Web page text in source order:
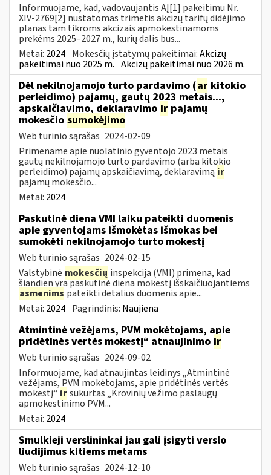
Informuojame, kad, vadovaujantis AĮ[1] pakeitimu Nr.
XIV-2769[2] nustatomas trimetis akcizų tarifų didėjimo
planas tam tikroms akcizais apmokestinamoms
prekėms 2025–2027 m., kurių dalis bus...
Metai: 2024 Mokesčių įstatymų pakeitimai:Akcizų
pakeitimai nuo 2025 m. Akcizų pakeitimai nuo 2026 m.
Dėl nekilnojamojo turto pardavimo (ar kitokio
perleidimo) pajamų, gautų 2023 metais...,
apskaičiavimo, deklaravimo ir pajamų
mokesčio sumokėjimo
Web turinio sąrašas 2024-02-09
Primename apie nuolatinio gyventojo 2023 metais
gautų nekilnojamojo turto pardavimo (arba kitokio
perleidimo) pajamų apskaičiavimą, deklaravimą ir
pajamų mokesčio...
Metai: 2024
Paskutinė diena VMI laiku pateikti duomenis
apie gyventojams išmokėtas išmokas bei
sumokėti nekilnojamojo turto mokestį
Web turinio sąrašas 2024-02-15
Valstybinė mokesčių inspekcija (VMI) primena, kad
šiandien yra paskutinė diena mokestį išskaičiuojantiems
asmenims pateikti detalius duomenis apie...
Metai: 2024 Pagrindinis: Naujiena
Atmintinė vežėjams, PVM mokėtojams, apie
pridėtinės vertės mokestį“ atnaujinimo ir
Web turinio sąrašas 2024-09-02
Informuojame, kad atnaujintas leidinys „Atmintinė
vežėjams, PVM mokėtojams, apie pridėtinės vertės
mokestį“ irsukurtas „Krovinių vežimo paslaugų
apmokestinimo PVM...
Metai: 2024
Smulkieji verslininkai jau gali įsigyti verslo
liudijimus kitiems metams
Web turinio sąrašas 2024-12-10